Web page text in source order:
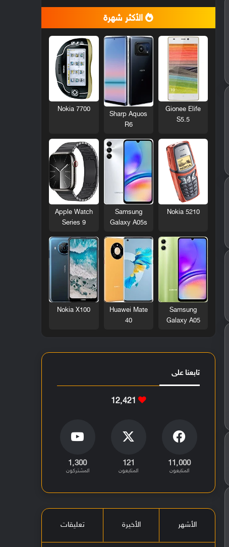
الأكثر شهرة
Gionee Elife
S5.5
Sharp Aquos
R6
Nokia 7700
Nokia 5210
Samsung
Galaxy A05s
Apple Watch
Series 9
Samsung
Galaxy A05
Huawei Mate
40
Nokia X100
تابعنا على
12٬421
11٬000
المتابعون
121
المتابعون
1٬300
المشتركون
الأشهر الأخيرة تعليقات